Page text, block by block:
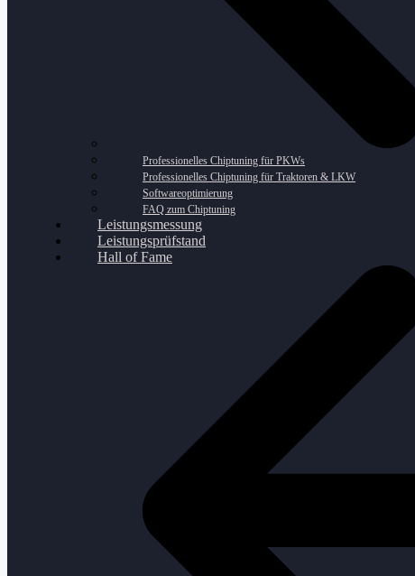
Professionelles Chiptuning für PKWs
Professionelles Chiptuning für Traktoren & LKW
Softwareoptimierung
FAQ zum Chiptuning
Leistungsmessung
Leistungsprüfstand
Hall of Fame